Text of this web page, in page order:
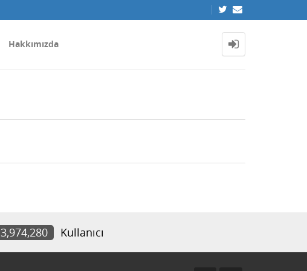
Hakkımızda
3,974,280 Kullanıcı